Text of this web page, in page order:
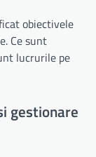
obiectivele
Ce sunt
lucrurile pe
gestionare